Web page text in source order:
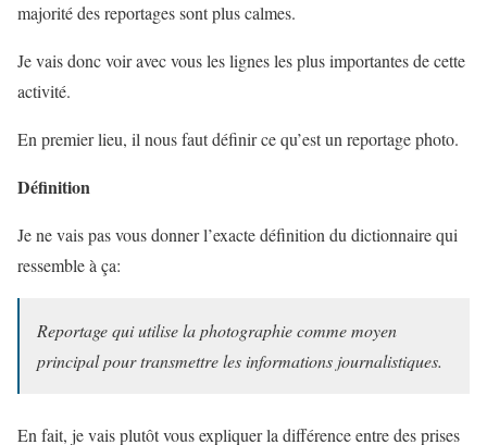
majorité des reportages sont plus calmes.
Je vais donc voir avec vous les lignes les plus importantes de cette
activité.
En premier lieu, il nous faut définir ce qu’est un reportage photo.
Définition
Je ne vais pas vous donner l’exacte définition du dictionnaire qui
ressemble à ça:
Reportage qui utilise la photographie comme moyen
principal pour transmettre les informations journalistiques.
En fait, je vais plutôt vous expliquer la différence entre des prises